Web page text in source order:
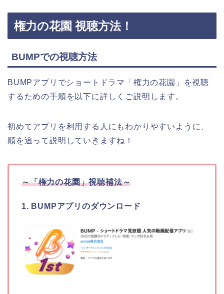
権力の花園 視聴方法！
BUMPでの視聴方法
BUMPアプリでショートドラマ「権力の花園」を視聴
するための手順を以下に詳しくご説明します。
初めてアプリを利用する人にもわかりやすいように、
順を追って説明していきますね！
～「権力の花園」視聴補法～
1. BUMPアプリのダウンロード